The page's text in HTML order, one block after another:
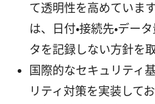
て透明性を高めていま
は、日付・接続先・デー
タを記録しない方針を
国際的なセキュリティ
リティ対策を実装して